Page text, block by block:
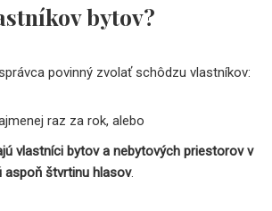
bytov?
povinný zvolať schôdzu vlastníkov:
raz za rok, alebo
vlastníci bytov a nebytových priestorov v
aspoň štvrtinu hlasov.